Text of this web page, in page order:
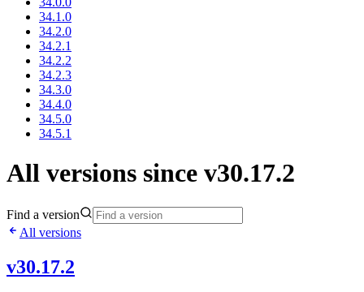
34.1.0
34.2.0
34.2.1
34.2.2
34.2.3
34.3.0
34.4.0
34.5.0
34.5.1
All versions since v30.17.2
Find a version
All versions
v30.17.2